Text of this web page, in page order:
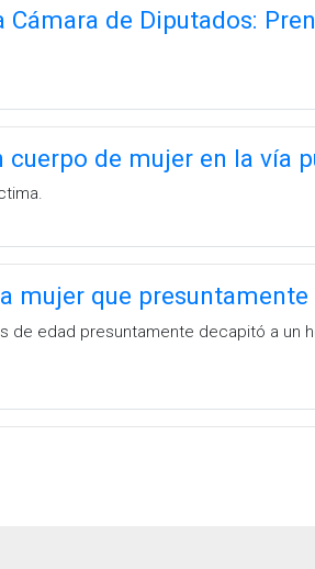
de Diputados:
cuerpo de mujer en la vía
mujer que
de edad presuntamente decapitó a un